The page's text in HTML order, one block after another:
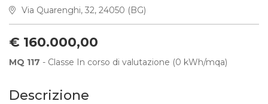
Via Quarenghi, 32, 24050 (BG)
€ 160.000,00
MQ 117 - Classe In corso di valutazione (0 kWh/mqa)
Descrizione